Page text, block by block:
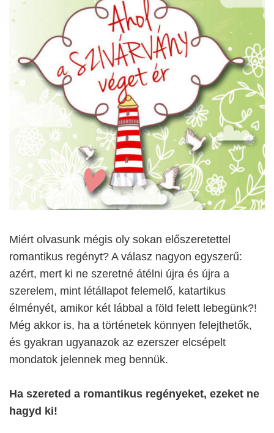
Miért olvasunk mégis oly sokan előszeretettel
romantikus regényt? A válasz nagyon egyszerű:
azért, mert ki ne szeretné átélni újra és újra a
szerelem, mint létállapot felemelő, katartikus
élményét, amikor két lábbal a föld felett lebegünk?!
Még akkor is, ha a történetek könnyen felejthetők,
és gyakran ugyanazok az ezerszer elcsépelt
mondatok jelennek meg bennük.
Ha szereted a romantikus regényeket, ezeket ne
hagyd ki!